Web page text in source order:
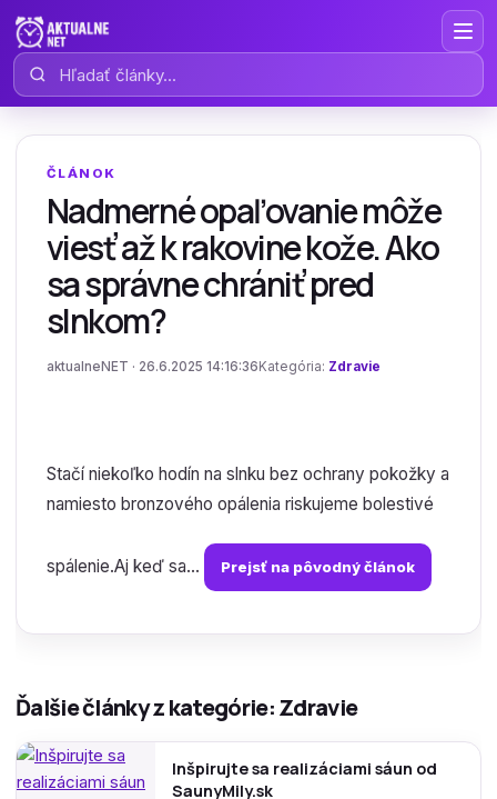
Hľadať články
ČLÁNOK
Nadmerné opaľovanie môže
viesť až k rakovine kože. Ako
sa správne chrániť pred
slnkom?
aktualneNET · 26.6.2025 14:16:36 Kategória: Zdravie
Stačí niekoľko hodín na slnku bez ochrany pokožky a
namiesto bronzového opálenia riskujeme bolestivé
spálenie.Aj keď sa... Prejsť na pôvodný článok
Ďalšie články z kategórie: Zdravie
Inšpirujte sa realizáciami sáun od
SaunyMily.sk